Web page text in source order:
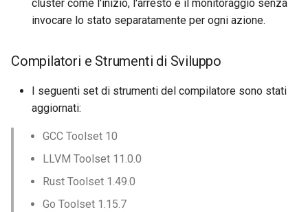
cluster come l'inizio, l'arresto e il monitoraggio senza
invocare lo stato separatamente per ogni azione.
Compilatori e Strumenti di Sviluppo
I seguenti set di strumenti del compilatore sono stati
aggiornati:
GCC Toolset 10
LLVM Toolset 11.0.0
Rust Toolset 1.49.0
Go Toolset 1.15.7